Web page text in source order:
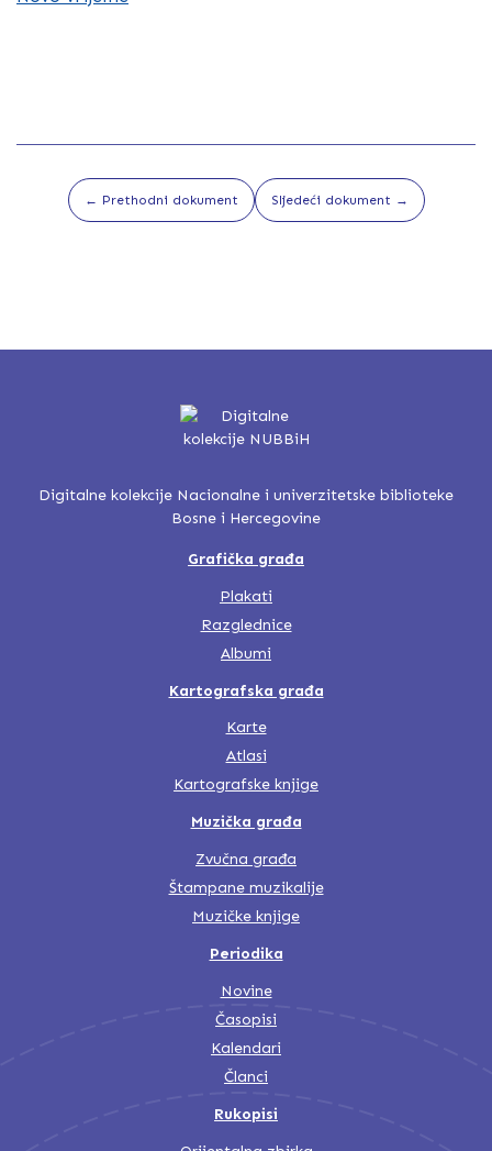
← Prethodni dokument Sljedeći dokument →
Digitalne kolekcije Nacionalne i univerzitetske biblioteke
Bosne i Hercegovine
Grafička građa
Plakati
Razglednice
Albumi
Kartografska građa
Karte
Atlasi
Kartografske knjige
Muzička građa
Zvučna građa
Štampane muzikalije
Muzičke knjige
Periodika
Novine
Časopisi
Kalendari
Članci
Rukopisi